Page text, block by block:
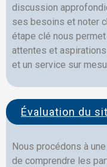
discussion
ses besoins et noter
étape clé nous
attentes et
et un service sur
Évaluation du
Nous procédons à
de comprendre les